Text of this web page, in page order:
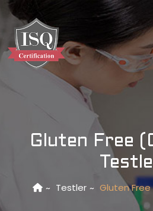
Gluten Free
Testler Gluten